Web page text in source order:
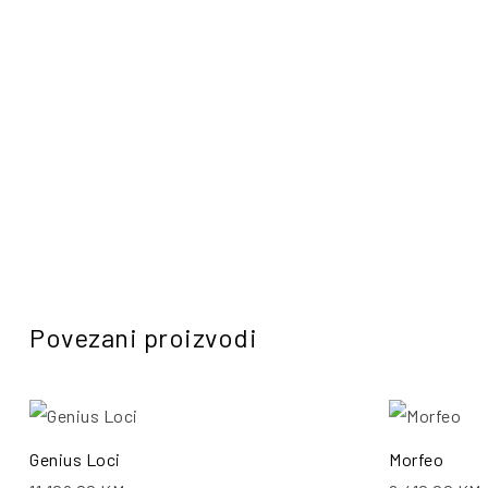
Povezani proizvodi
Genius Loci
Morfeo